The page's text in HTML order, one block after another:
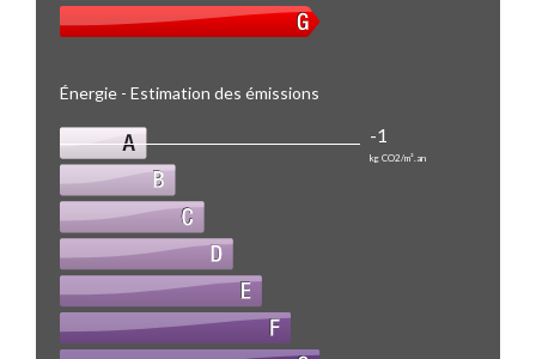
Énergie - Estimation des émissions
-1
kg CO2/m².an